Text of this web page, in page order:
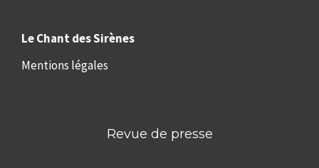
Le Chant des Sirènes
Mentions légales
Revue de presse